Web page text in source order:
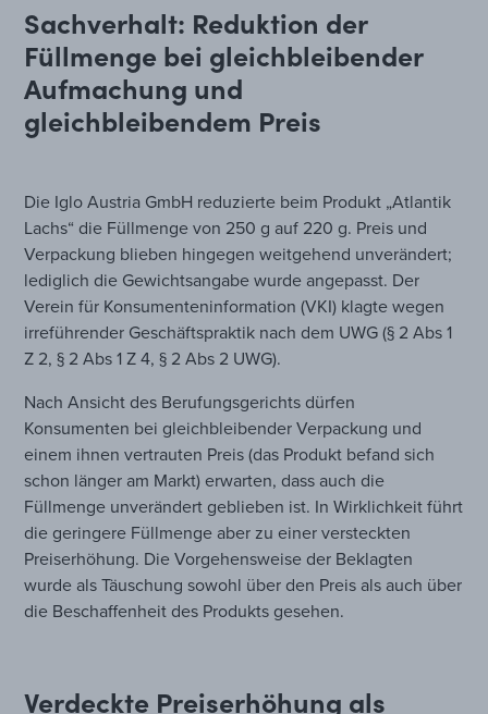
Sachverhalt: Reduktion der
Füllmenge bei gleichbleibender
Aufmachung und
gleichbleibendem Preis
Die Iglo Austria GmbH reduzierte beim Produkt „Atlantik
Lachs“ die Füllmenge von 250 g auf 220 g. Preis und
Verpackung blieben hingegen weitgehend unverändert;
lediglich die Gewichtsangabe wurde angepasst. Der
Verein für Konsumenteninformation (VKI) klagte wegen
irreführender Geschäftspraktik nach dem UWG (§ 2 Abs 1
Z 2, § 2 Abs 1 Z 4, § 2 Abs 2 UWG).
Nach Ansicht des Berufungsgerichts dürfen
Konsumenten bei gleichbleibender Verpackung und
einem ihnen vertrauten Preis (das Produkt befand sich
schon länger am Markt) erwarten, dass auch die
Füllmenge unverändert geblieben ist. In Wirklichkeit führt
die geringere Füllmenge aber zu einer versteckten
Preiserhöhung. Die Vorgehensweise der Beklagten
wurde als Täuschung sowohl über den Preis als auch über
die Beschaffenheit des Produkts gesehen.
Verdeckte Preiserhöhung als